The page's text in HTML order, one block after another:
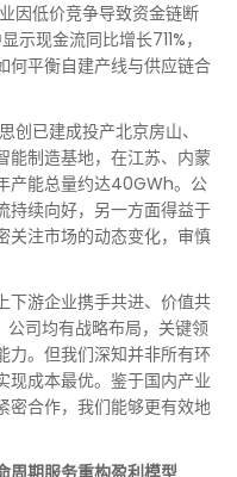
低价竞争导致资金链断
现金流同比增长711%，
何平衡自建产线与供应链合
已建成投产北京房山、
能制造基地，在江苏、内蒙
产能总量约达40GWh。公
持续向好，另一方面得益于
关注市场的动态变化，审慎
下游企业携手共进、价值共
公司均有战略布局，关键领
力。但我们深知并非所有环
现成本最优。鉴于国内产业
密合作，我们能够更有效地
周期服务重构盈利模型